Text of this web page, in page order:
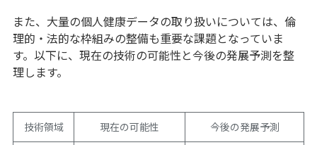
また、大量の個人健康データの取り扱いについては、倫
理的・法的な枠組みの整備も重要な課題となっていま
す。以下に、現在の技術の可能性と今後の発展予測を整
理します。
技術領域 現在の可能性 今後の発展予測